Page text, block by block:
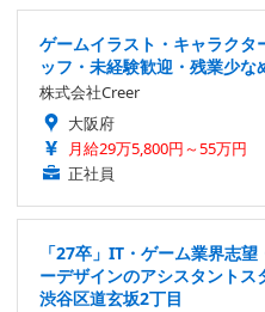
ゲームイラスト・キャラクタ
ッフ・未経験歓迎・残業少な
株式会社Creer
大阪府
月給29万5,800円～55万円
正社員
「27卒」IT・ゲーム業界志
ーデザインのアシスタント
渋谷区道玄坂2丁目